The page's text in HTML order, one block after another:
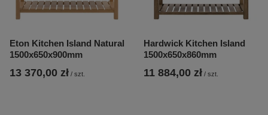
Eton Kitchen Island Natural
1500x650x900mm
13 370,00 zł / szt.
Hardwick Kitchen Island
1500x650x860mm
11 884,00 zł / szt.